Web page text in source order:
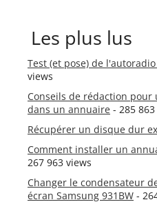
Les plus lus
Test (et pose) de
views
Conseils de rédaction
dans un annuaire - 285
Récupérer un disque dur
Comment installer un
267 963 views
Changer le condensateur
écran Samsung 931BW -